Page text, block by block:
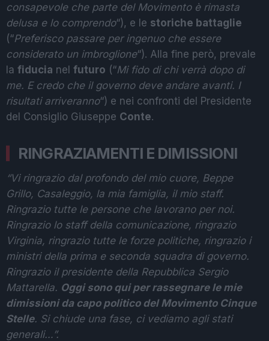
consapevole che parte del Movimento è rimasta
delusa e lo comprendo“), e le storiche battaglie
(“Preferisco passare per ingenuo che essere
considerato un imbroglione“). Alla fine però, prevale
la fiducia nel futuro (“Mi fido di chi verrà dopo di
me. E credo che il governo deve andare avanti. I
risultati arriveranno“) e nei confronti del Presidente
del Consiglio Giuseppe Conte.
RINGRAZIAMENTI E DIMISSIONI
“Vi ringrazio dal profondo del mio cuore, Beppe
Grillo, Casaleggio, la mia famiglia, il mio staff.
Ringrazio tutte le persone che lavorano per noi.
Ringrazio lo staff della comunicazione, ringrazio
Virginia, ringrazio tutte le forze politiche, ringrazio i
ministri della prima e seconda squadra di governo.
Ringrazio il presidente della Repubblica Sergio
Mattarella. Oggi sono qui per rassegnare le mie
dimissioni da capo politico del Movimento Cinque
Stelle. Si chiude una fase, ci vediamo agli stati
generali…”.